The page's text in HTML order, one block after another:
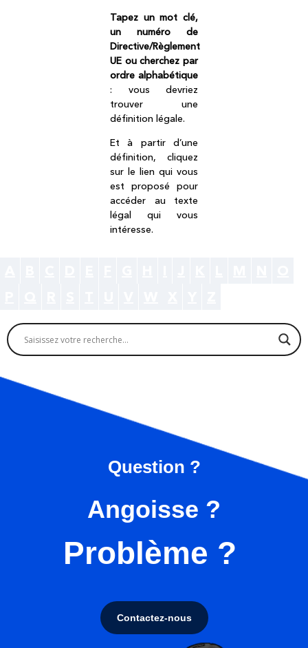
Tapez un mot clé,
un numéro de
Directive/Règlement
UE ou cherchez par
ordre alphabétique
: vous devriez
trouver une
définition légale.
Et à partir d’une
définition, cliquez
sur le lien qui vous
est proposé pour
accéder au texte
légal qui vous
intéresse.
Question ?
Angoisse ?
Problème ?
Contactez-nous